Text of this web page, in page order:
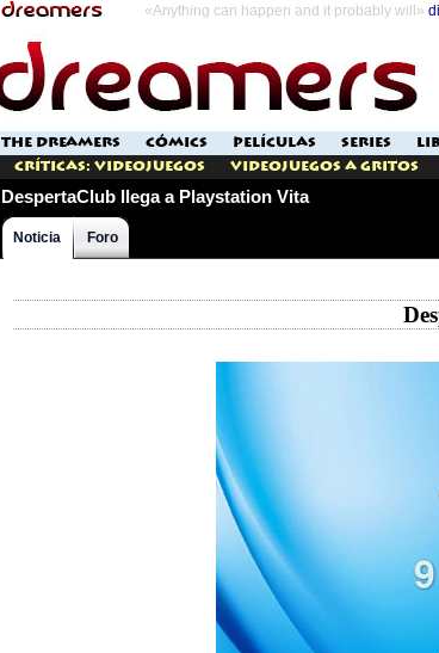
«Anything can happen and it probably will»
THE DREAMERS CÓMICS PELÍCULAS SERIES
Críticas: Videojuegos
Videojuegos a Gritos
DespertaClub llega a Playstation Vita
Noticia Foro